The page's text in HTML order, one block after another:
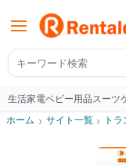
生活家電ベビー用品スーツ
ホーム › サイト一覧 › ト